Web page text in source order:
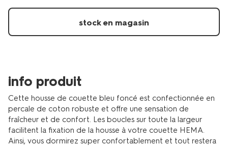
hotel-
bleu-
stock en magasin
info produit
Cette housse de couette bleu foncé est confectionnée en
percale de coton robuste et offre une sensation de
fraîcheur et de confort. Les boucles sur toute la largeur
facilitent la fixation de la housse à votre couette HEMA.
Ainsi, vous dormirez super confortablement et tout restera